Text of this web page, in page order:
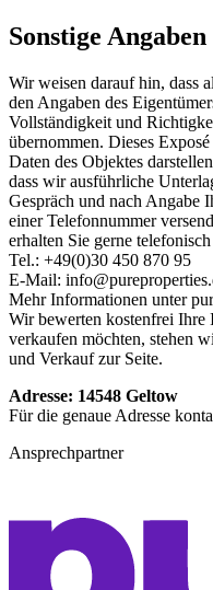
Sonstige Angaben
Wir weisen darauf hin, dass
den Angaben des
Vollständigkeit und
übernommen. Dieses
Daten des Objektes
dass wir ausführliche
Gespräch und nach Angabe
einer Telefonnummer
erhalten Sie gerne
Tel.: +49(0)30 450 870 95
E-Mail:
Mehr Informationen unter
Wir bewerten kostenfrei
verkaufen möchten, stehen
und Verkauf zur Seite.
Adresse: 14548 Geltow
Für die genaue Adresse
Ansprechpartner